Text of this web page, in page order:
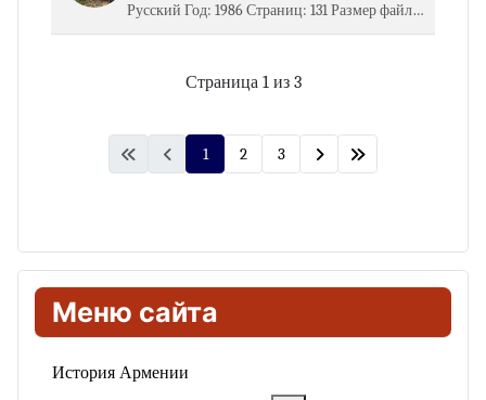
Меню сайта
История Армении
Русский Год: 1986 Страниц: 131 Размер файла:
2 Мб Открыть книгу Скачать книгу
Страница 1 из 3
1 2 3